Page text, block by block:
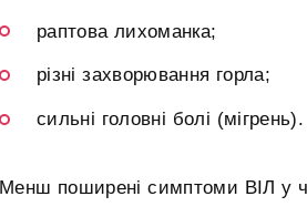
раптова лихоманка;
різні захворювання горла;
сильні головні болі (мігрень).
Менш поширені симптоми ВІЛ у